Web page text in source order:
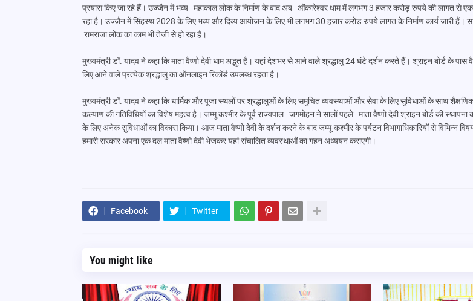
प्रयास किए जा रहे हैं। उज्जैन में भव्य महाकाल लोक के निर्माण के बाद अब ओंकारेश्वर धाम में लगभग 3 हजार करोड़ रुपये की लागत से
रहा है। उज्जैन में सिंहस्थ 2028 के लिए भव्य और दिव्य आयोजन के लिए भी लगभग 30 हजार करोड़ रुपये लागत के निर्माण कार्य जारी हैं।
रामराजा लोक का काम भी तेजी से हो रहा है।
मुख्यमंत्री डॉ. यादव ने कहा कि माता वैष्णो देवी धाम अद्भुत है। यहां देशभर से आने वाले श्रद्धालु 24 घंटे दर्शन करते हैं। श्राइन बोर्ड के पास
लिए आने वाले प्रत्येक श्रद्धालु का ऑनलाइन रिकॉर्ड उपलब्ध रहता है।
मुख्यमंत्री डॉ. यादव ने कहा कि धार्मिक और पूजा स्थलों पर श्रद्धालुओं के लिए समुचित व्यवस्थाओं और सेवा के लिए सुविधाओं के साथ
कल्याण की गतिविधियों का विशेष महत्व है। जम्मू कश्मीर के पूर्व राज्यपाल जगमोहन ने सालों पहले माता वैष्णो देवी श्राइन बोर्ड की स्थापना
के लिए अनेक सुविधाओं का विकास किया। आज माता वैष्णो देवी के दर्शन करने के बाद जम्मू-कश्मीर के पर्यटन विभागाधिकारियों से विभिन्न
हमारी सरकार अपना एक दल माता वैष्णो देवी भेजकर यहां संचालित व्यवस्थाओं का गहन अध्ययन कराएगी।
Facebook Twitter
You might like